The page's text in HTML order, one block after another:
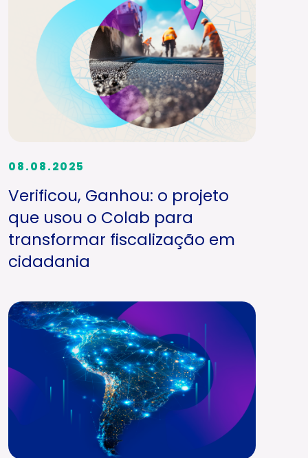
08.08.2025
Verificou, Ganhou: o projeto
que usou o Colab para
transformar fiscalização em
cidadania